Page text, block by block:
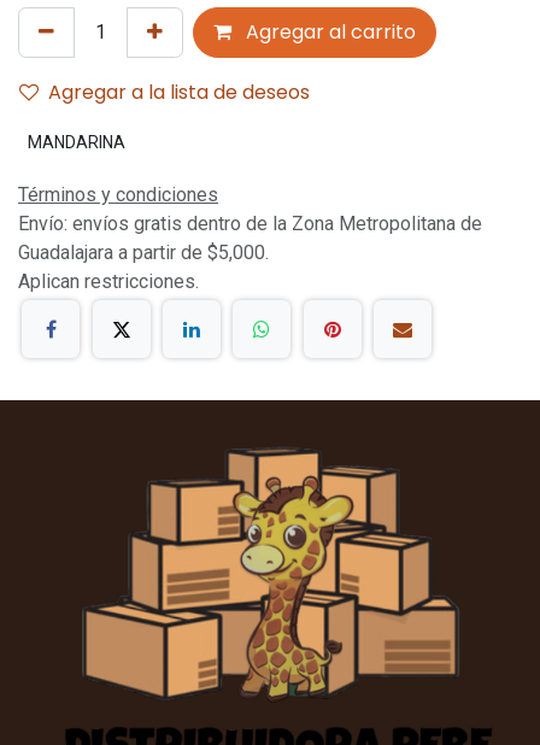
Agregar al carrito
Agregar a la lista de deseos
MANDARINA
Términos y condiciones
Envío: envíos gratis dentro de la Zona Metropolitana de
Guadalajara a partir de $5,000.
Aplican restricciones.